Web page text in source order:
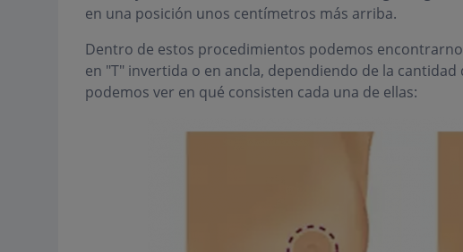
en una posición unos centímetros más arriba.
Dentro de estos procedimientos podemos
en "T" invertida o en ancla, dependiendo de la cantidad
podemos ver en qué consisten cada una de ellas: